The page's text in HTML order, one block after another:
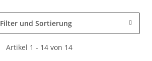
Filter und Sortierung
Artikel 1 - 14 von 14